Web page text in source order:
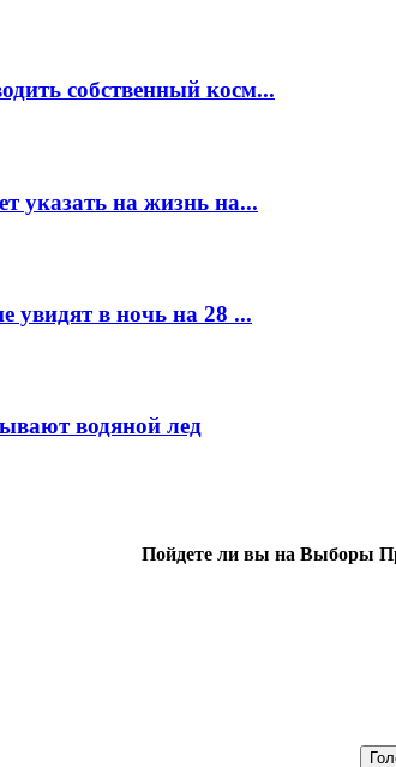
собственный косм...
указать на жизнь на...
увидят в ночь на 28 ...
водяной лед
Пойдете ли вы на Выборы